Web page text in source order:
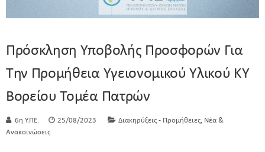
Πρόσκληση Υποβολής Προσφορών Για
Την Προμήθεια Υγειονομικού Υλικού KY
Βορείου Τομέα Πατρών
6η Υ.ΠΕ. 25/08/2023 Διακηρύξεις - Προμήθειες, Νέα &
Ανακοινώσεις